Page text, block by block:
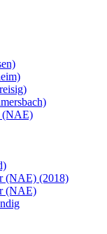
(NAE)
(NAE) (2018)
(NAE)